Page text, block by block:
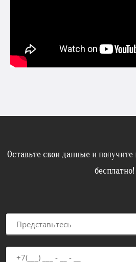
Оставьте свои данные и
бесплатно!